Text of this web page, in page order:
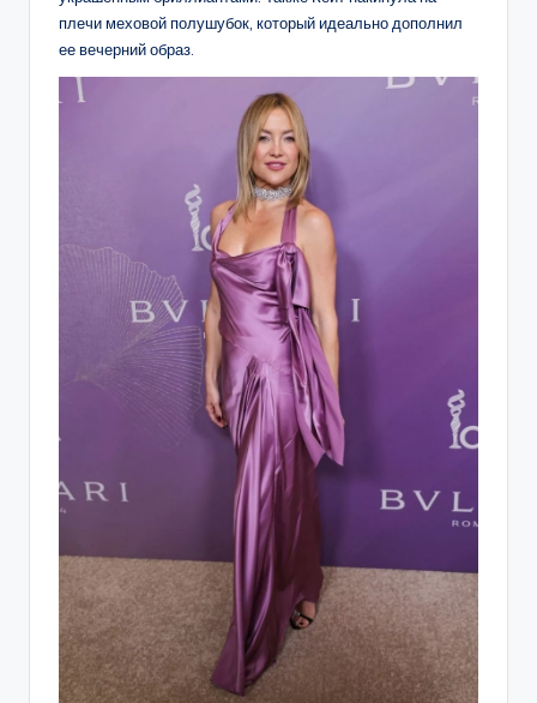
плечи меховой полушубок, который идеально дополнил
ее вечерний образ.